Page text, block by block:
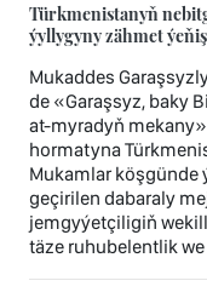
Türkmenistanyň
ýyllygyny zähmet
Mukaddes
de «Garaşsyz, baky
at-myradyň
hormatyna
Mukamlar köşgünde
geçirilen dabaraly
jemgyýetçiligiň
täze ruhubelentlik